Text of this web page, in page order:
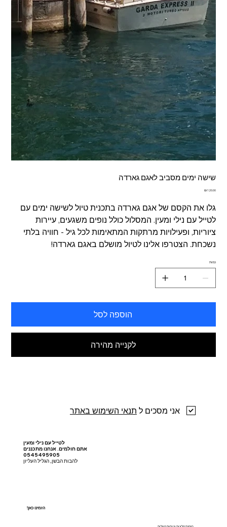
שישה ימים מסביב לאגם גארדה
מחיר ‏120.00 ‏₪
גלו את הקסם של אגם גארדה בתכנית טיול לשישה ימים עם
לטייל עם נילי ומעין. המסלול כולל נופים משגעים, עיירות
ציוריות, ופעילויות מרתקות המתאימות לכל גיל - חוויה בלתי
נשכחת. הצטרפו אלינו לטיול מושלם באגם גארדה!
כמות
הוספה לסל
לקנייה מהירה
אני מסכים ל תנאי השימוש באתר
לטייל עם נילי ומעין
אתם חולמים. אנחנו מתכננים
0545495905
להבות הבשן, הגליל העליון
!הזמינו כאן
הזמנת מלונות וטיסות מוזלות